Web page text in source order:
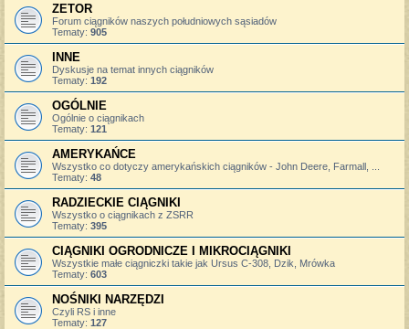
ZETOR
Forum ciągników naszych południowych sąsiadów
Tematy: 905
INNE
Dyskusje na temat innych ciągników
Tematy: 192
OGÓLNIE
Ogólnie o ciągnikach
Tematy: 121
AMERYKAŃCE
Wszystko co dotyczy amerykańskich ciągników - John Deere, Farmall, ...
Tematy: 48
RADZIECKIE CIĄGNIKI
Wszystko o ciągnikach z ZSRR
Tematy: 395
CIĄGNIKI OGRODNICZE I MIKROCIĄGNIKI
Wszystkie małe ciągniczki takie jak Ursus C-308, Dzik, Mrówka
Tematy: 603
NOŚNIKI NARZĘDZI
Czyli RS i inne
Tematy: 127